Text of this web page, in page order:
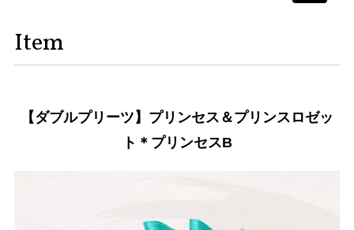
Item
【ダブルプリーツ】プリンセス＆プリンスロゼッ
ト＊プリンセスB